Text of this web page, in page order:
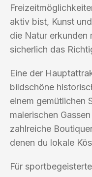
aktiv bist, Kunst
die Natur erkunden
sicherlich das
Eine der
bildschöne
einem gemütlichen
malerischen
zahlreiche
denen du lokale
Für